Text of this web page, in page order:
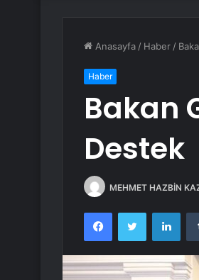
Anasayfa / Haber /
Haber
Bakan
Destek
MEHMET HAZBİN
FacebookTwitter